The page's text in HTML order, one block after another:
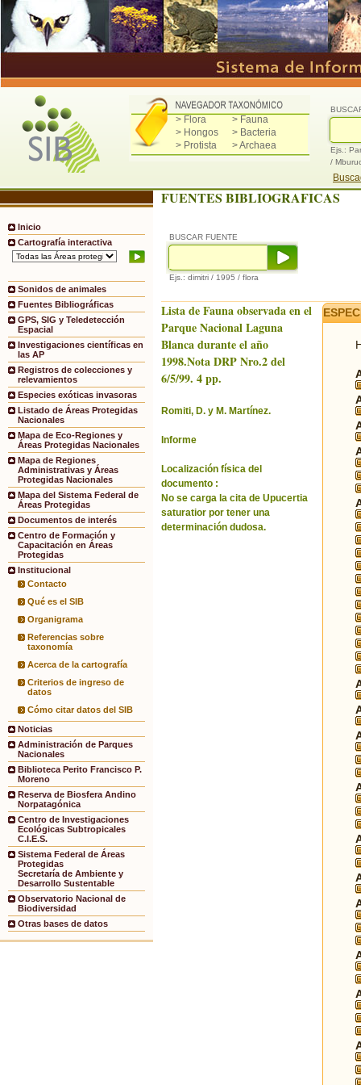
> Flora
> Fauna
> Hongos
> Bacteria
> Protista
> Archaea
Ejs.:
/
Inicio
Cartografía interactiva
Sonidos de animales
Fuentes Bibliográficas
GPS, SIG y Teledetección
Espacial
Investigaciones científicas en
las AP
Registros de colecciones y
relevamientos
Especies exóticas invasoras
Listado de Áreas Protegidas
Nacionales
Mapa de Eco-Regiones y
Áreas Protegidas Nacionales
Mapa de Regiones
Administrativas y Áreas
Protegidas Nacionales
Mapa del Sistema Federal de
Áreas Protegidas
Documentos de interés
Centro de Formación y
Capacitación en Áreas
Protegidas
Institucional
Contacto
Qué es el SIB
Organigrama
Referencias sobre
taxonomía
Acerca de la cartografía
Criterios de ingreso de
datos
Cómo citar datos del SIB
Noticias
Administración de Parques
Nacionales
Biblioteca Perito Francisco P.
Moreno
Reserva de Biosfera Andino
Norpatagónica
Centro de Investigaciones
Ecológicas Subtropicales
C.I.E.S.
Sistema Federal de Áreas
Protegidas
Secretaría de Ambiente y
Desarrollo Sustentable
Observatorio Nacional de
Biodiversidad
Otras bases de datos
FUENTES BIBLIOGRAFICAS
BUSCAR FUENTE
Ejs.: dimitri / 1995 / flora
Lista de Fauna observada en el
Parque Nacional Laguna
Blanca durante el año
1998.Nota DRP Nro.2 del
6/5/99. 4 pp.
Romiti, D. y M. Martínez.
Informe
Localización física del
documento :
No se carga la cita de Upucertia
saturatior por tener una
determinación dudosa.